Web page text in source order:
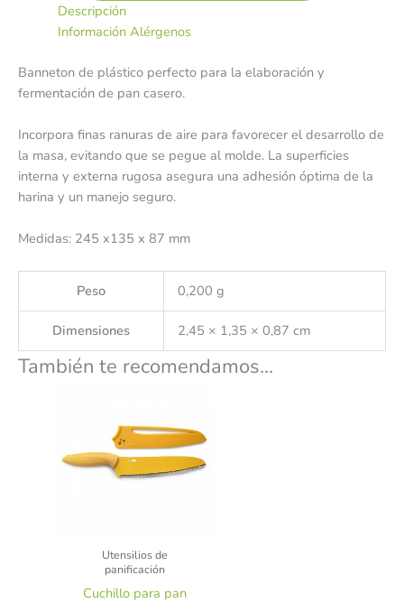
Descripción
Información Alérgenos
Banneton de plástico perfecto para la elaboración y
fermentación de pan casero.
Incorpora finas ranuras de aire para favorecer el desarrollo de
la masa, evitando que se pegue al molde. La superficies
interna y externa rugosa asegura una adhesión óptima de la
harina y un manejo seguro.
Medidas: 245 x135 x 87 mm
Peso 0,200 g
Dimensiones 2,45 × 1,35 × 0,87 cm
También te recomendamos…
Utensilios de
panificación
Cuchillo para pan